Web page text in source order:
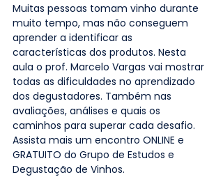
Muitas pessoas tomam vinho durante
muito tempo, mas não conseguem
aprender a identificar as
características dos produtos. Nesta
aula o prof. Marcelo Vargas vai mostrar
todas as dificuldades no aprendizado
dos degustadores. Também nas
avaliações, análises e quais os
caminhos para superar cada desafio.
Assista mais um encontro ONLINE e
GRATUITO do Grupo de Estudos e
Degustação de Vinhos.